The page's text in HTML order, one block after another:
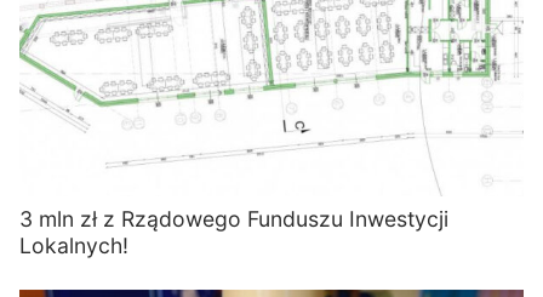
3 mln zł z Rządowego Funduszu Inwestycji
Lokalnych!